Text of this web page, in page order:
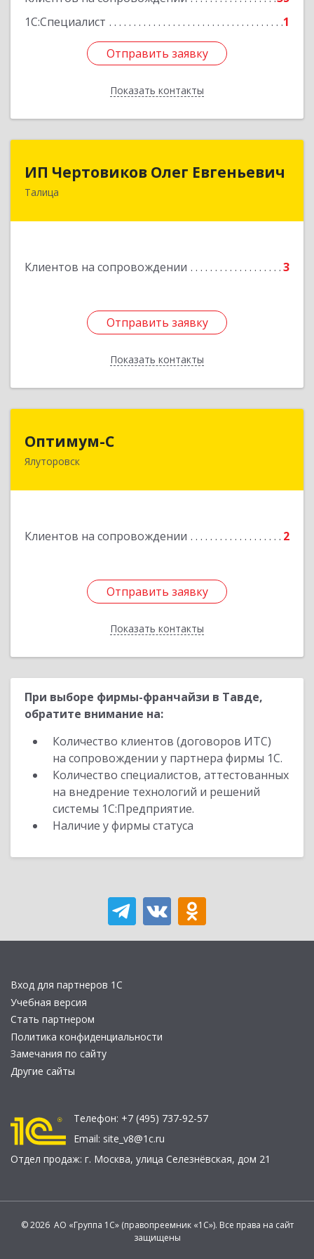
1С:Специалист
1
Отправить заявку
Показать контакты
Отправить заявку
Назад
ИП Чертовиков Олег Евгеньевич
Талица
Клиентов на сопровождении 3
Отправить заявку
Показать контакты
623640, Свердловская обл, Талица г, Ленина ул,
Отправить заявку
Назад
Оптимум-С
Ялуторовск
Клиентов на сопровождении 2
Отправить заявку
Показать контакты
Отправить заявку
Назад
При выборе фирмы-франчайзи в Тавде,
обратите внимание на:
Количество клиентов (договоров ИТС)
на сопровождении у партнера фирмы 1С.
Количество специалистов, аттестованных
на внедрение технологий и решений
системы 1С:Предприятие.
Наличие у фирмы статуса
Вход для партнеров 1С
Учебная версия
Стать партнером
Политика конфиденциальности
Замечания по сайту
Другие сайты
Телефон: +7 (495) 737-92-57
Email: site_v8@1c.ru
Отдел продаж: г. Москва, улица Селезнёвская, дом 21
© 2026 АО «Группа 1С» (правопреемник «1С»). Все права на сайт
защищены